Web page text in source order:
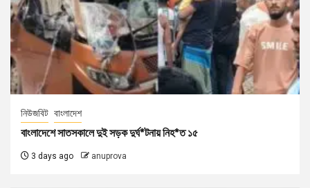
নিউজবিট বাংলাদেশ
বাংলাদেশে সাতসকালে দুই সড়ক দুর্ঘ*টনায় নিহ*ত ১৫
3 days ago anuprova